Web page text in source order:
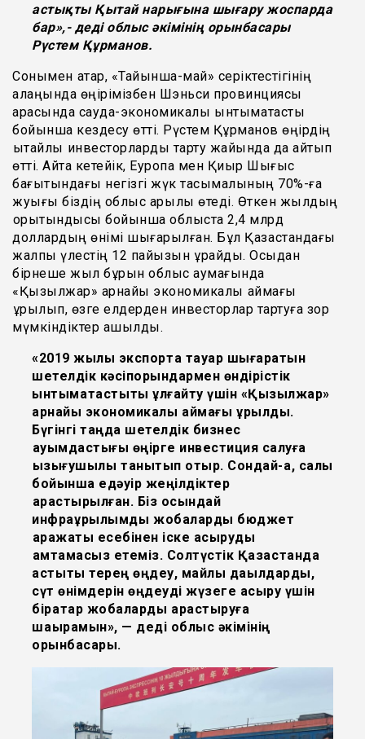
астықты Қытай нарығына шығару жоспарда
бар»,- дедіоблыс әкімінің орынбасары
Рүстем Құрманов.
Сонымен қатар, «Тайынша-май» серіктестігінің
алаңында өңірімізбен Шэньси провинциясы
арасында сауда-экономикалық ынтымақтастық
бойынша кездесу өтті. Рүстем Құрманов өңірдің
қытайлық инвесторларды тарту жайында да айтып
өтті. Айта кетейік, Еуропа мен Қиыр Шығыс
бағытындағы негізгі жүк тасымалының 70%-ға
жуығы біздің облыс арқылы өтеді. Өткен жылдың
қорытындысы бойынша облыста 2,4 млрд
доллардың өнімі шығарылған. Бұл Қазақстандағы
жалпы үлестің 12 пайызын құрайды. Осыдан
бірнеше жыл бұрын облыс аумағында
«Қызылжар» арнайы экономикалық аймағы
құрылып, өзге елдерден инвесторлар тартуға зор
мүмкіндіктер ашылды.
«2019 жылы экспортқа тауар шығаратын
шетелдік кәсіпорындармен өндірістік
ынтымақтастықты ұлғайту үшін «Қызылжар»
арнайы экономикалық аймағы құрылды.
Бүгінгі таңда шетелдік бизнес
қауымдастығы өңірге инвестиция салуға
қызығушылық танытып отыр. Сондай-ақ, салық
бойынша едәуір жеңілдіктер
қарастырылған. Біз осындай
инфрақұрылымдық жобаларды бюджет
қаражаты есебінен іске асыруды
қамтамасыз етеміз. Солтүстік Қазақстанда
астықты терең өңдеу, майлы дақылдарды,
сүт өнімдерін өңдеуді жүзеге асыру үшін
бірқатар жобаларды қарастыруға
шақырамын», — деді облыс әкімінің
орынбасары.